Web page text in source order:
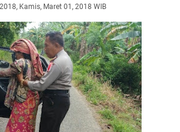
Kamis, Maret 01, 2018 WIB